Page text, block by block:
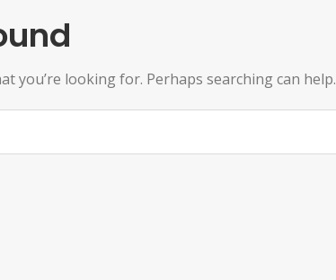
you’re looking for. Perhaps searching can help.